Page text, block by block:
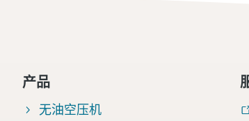
产品
无油空压机